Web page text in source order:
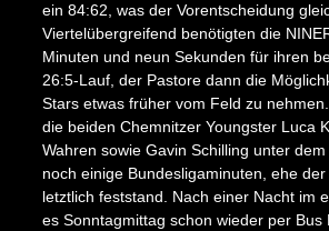
ein 84:62, was der Vorentscheidung
Viertelübergreifend benötigten die
Minuten und neun Sekunden für ihren
26:5-Lauf, der Pastore dann die
Stars etwas früher vom Feld zu
die beiden Chemnitzer Youngster Luca
Wahren sowie Gavin Schilling unter
noch einige Bundesligaminuten, ehe
letztlich feststand. Nach einer Nacht im
es Sonntagmittag schon wieder per Bus